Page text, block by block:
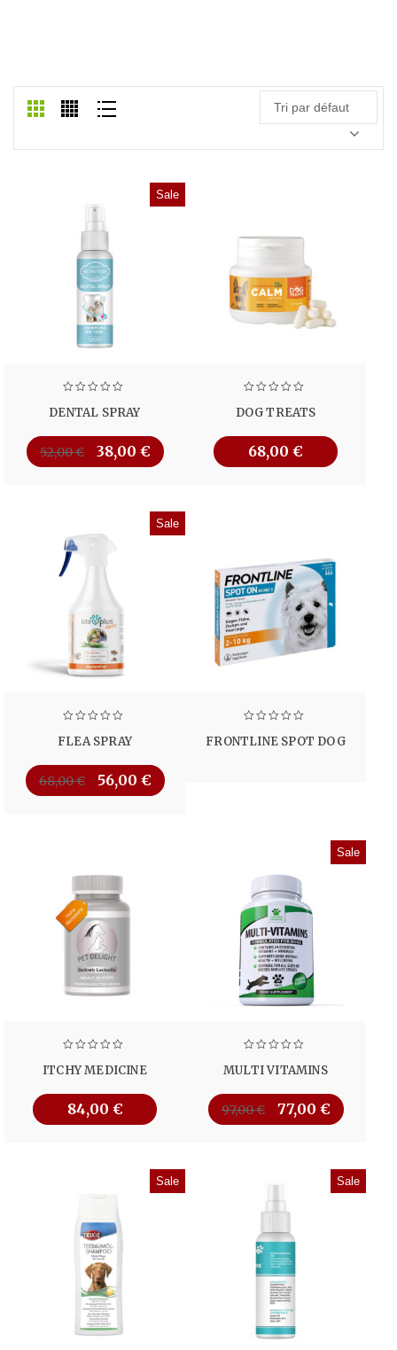
Tri par défaut
Sale
DENTAL SPRAY
52,00€ 38,00 €
DOG TREATS
68,00 €
Sale
FLEA SPRAY
68,00€ 56,00 €
FRONTLINE SPOT DOG
ITCHY MEDICINE
84,00 €
Sale
MULTI VITAMINS
97,00€ 77,00 €
Sale Sale